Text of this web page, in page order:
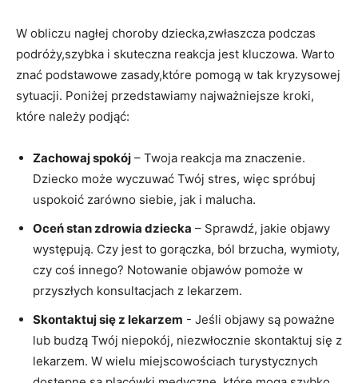
W obliczu nagłej choroby dziecka,zwłaszcza podczas
⁣podróży,szybka ‍i ‍skuteczna reakcja​ jest⁣ kluczowa. Warto
znać podstawowe zasady,które pomogą w ‍tak kryzysowej⁣
sytuacji.⁤ Poniżej⁣ przedstawiamy najważniejsze kroki,⁣
które należy podjąć:
Zachowaj spokój – Twoja‌ reakcja ma‍ znaczenie.
Dziecko może wyczuwać Twój‌ stres, więc‍ spróbuj
uspokoić zarówno​ siebie, jak ​i malucha.
Oceń ​stan zdrowia dziecka – Sprawdź, jakie objawy
⁤występują. Czy ⁢jest‌ to gorączka, ból brzucha, wymioty,
czy coś innego? Notowanie objawów‌ pomoże w
przyszłych ‌konsultacjach z lekarzem.
Skontaktuj się z lekarzem ⁢- ‍Jeśli objawy‍ są⁢ poważne
lub budzą Twój niepokój,‍ niezwłocznie skontaktuj się z
lekarzem. W ⁤wielu⁣ miejscowościach turystycznych